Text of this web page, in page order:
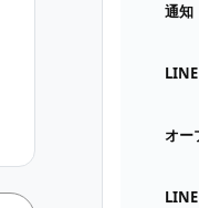
通知
オー